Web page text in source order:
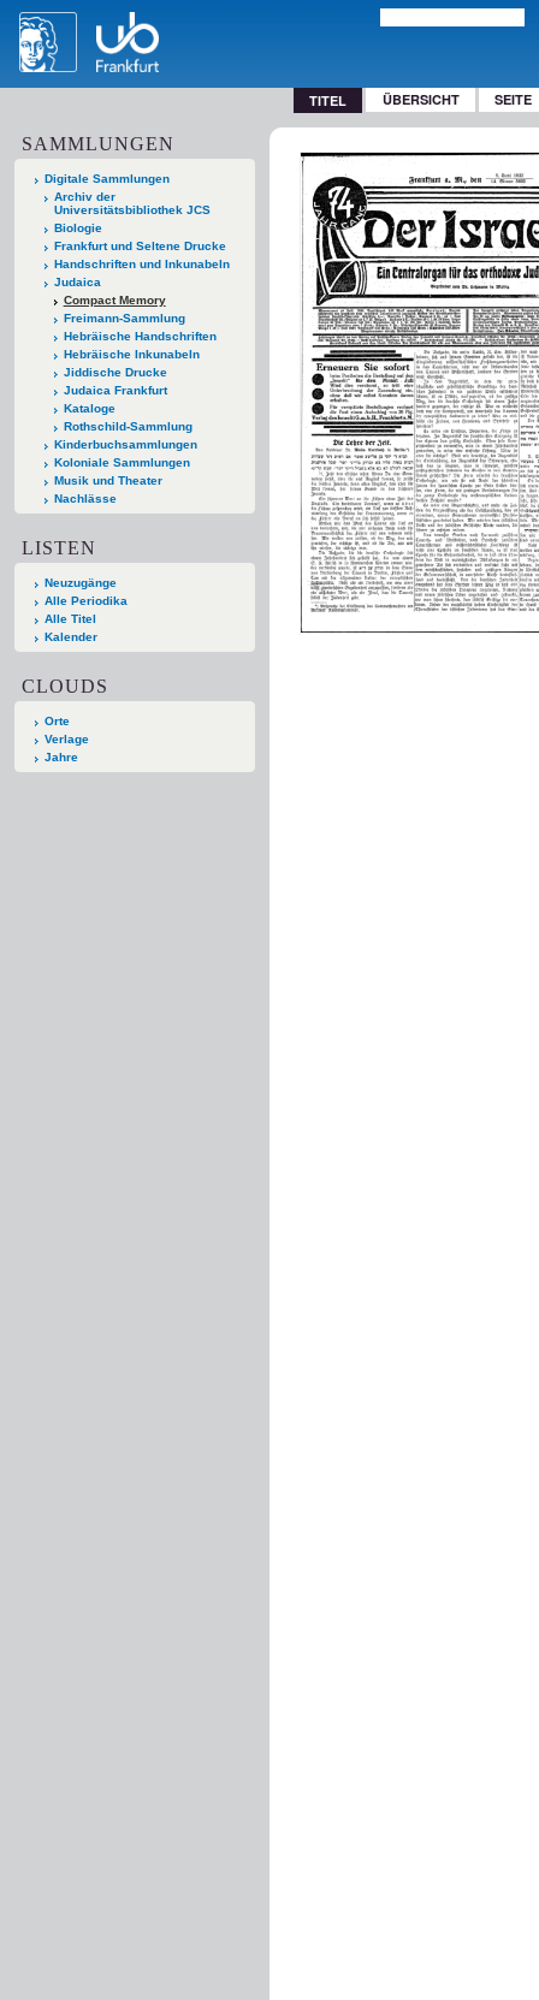
TITEL ÜBERSICHT SEITE
SAMMLUNGEN
Digitale Sammlungen
Archiv der
Universitätsbibliothek JCS
Biologie
Frankfurt und Seltene Drucke
Handschriften und Inkunabeln
Judaica
Compact Memory
Freimann-Sammlung
Hebräische Handschriften
Hebräische Inkunabeln
Jiddische Drucke
Judaica Frankfurt
Kataloge
Rothschild-Sammlung
Kinderbuchsammlungen
Koloniale Sammlungen
Musik und Theater
Nachlässe
LISTEN
Neuzugänge
Alle Periodika
Alle Titel
Kalender
CLOUDS
Orte
Verlage
Jahre